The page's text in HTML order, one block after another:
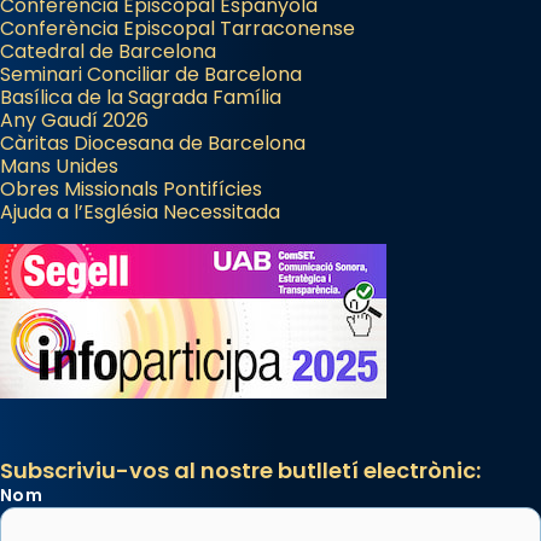
Conferència Episcopal Espanyola
Conferència Episcopal Tarraconense
Catedral de Barcelona
Seminari Conciliar de Barcelona
Basílica de la Sagrada Família
Any Gaudí 2026
Càritas Diocesana de Barcelona
Mans Unides
Obres Missionals Pontifícies
Ajuda a l’Església Necessitada
Subscriviu-vos al nostre butlletí electrònic:
Nom